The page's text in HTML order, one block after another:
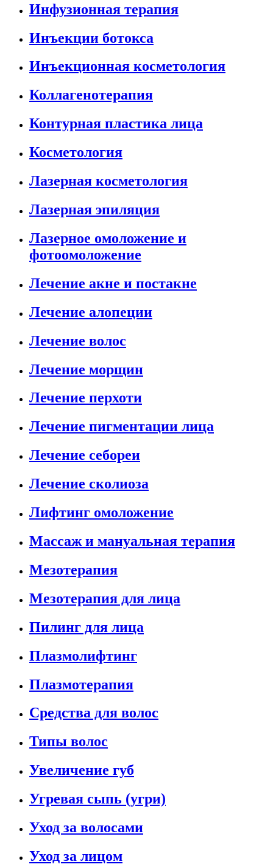
Инфузионная терапия
Инъекции ботокса
Инъекционная косметология
Коллагенотерапия
Контурная пластика лица
Косметология
Лазерная косметология
Лазерная эпиляция
Лазерное омоложение и
фотоомоложение
Лечение акне и постакне
Лечение алопеции
Лечение волос
Лечение морщин
Лечение перхоти
Лечение пигментации лица
Лечение себореи
Лечение сколиоза
Лифтинг омоложение
Массаж и мануальная терапия
Мезотерапия
Мезотерапия для лица
Пилинг для лица
Плазмолифтинг
Плазмотерапия
Средства для волос
Типы волос
Увеличение губ
Угревая сыпь (угри)
Уход за волосами
Уход за лицом